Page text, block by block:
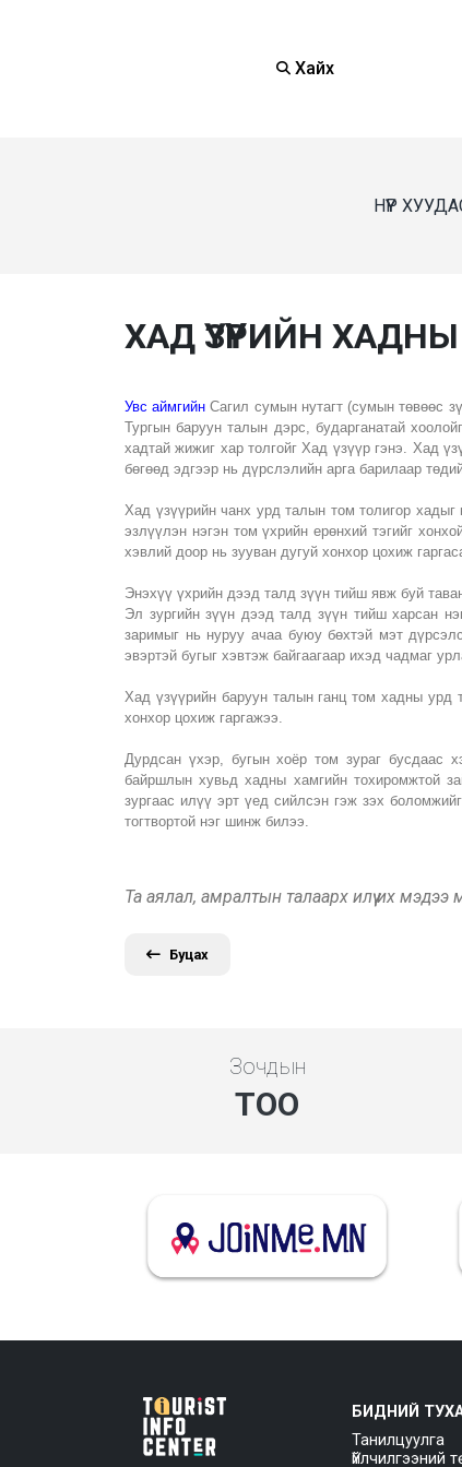
Хайх
НҮҮР
ХАД ҮЗҮҮРИЙН
Увс аймгийн Сагил сумын нутагт (сумын төвөөс
Тургын баруун талын дэрс, бударганатай
хадтай жижиг хар толгойг Хад үзүүр гэнэ. Хад
бөгөөд эдгээр нь дүрслэлийн арга барилаар
Хад үзүүрийн чанх урд талын том толигор
эзлүүлэн нэгэн том үхрийн ерөнхий тэгийг
хэвлий доор нь зууван дугуй хонхор цохиж
Энэхүү үхрийн дээд талд зүүн тийш явж буй
Эл зургийн зүүн дээд талд зүүн тийш харсан
заримыг нь нуруу ачаа буюу бөхтэй мэт
эвэртэй бугыг хэвтэж байгаагаар ихэд чадмаг
Хад үзүүрийн баруун талын ганц том хадны урд
хонхор цохиж гаргажээ.
Дурдсан үхэр, бугын хоёр том зураг бусдаас
байршлын хувьд хадны хамгийн тохиромжтой
зургаас илүү эрт үед сийлсэн гэж зэх
тогтвортой нэг шинж билээ.
Та аялал, амралтын талаарх илүү их мэдээ
Буцах
Зочдын
ТОО
БИДНИЙ
Танилцуулга
Үйлчилгээний